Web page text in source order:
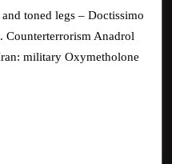
toned legs – Doctissimo
Counterterrorism Anadrol
military Oxymetholone